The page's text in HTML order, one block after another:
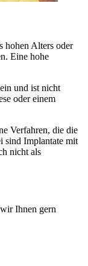
hohen Alters oder
Eine hohe
und ist nicht
oder einem
Verfahren, die die
sind Implantate mit
nicht als
Ihnen gern